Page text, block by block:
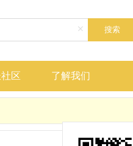

区 了解我们